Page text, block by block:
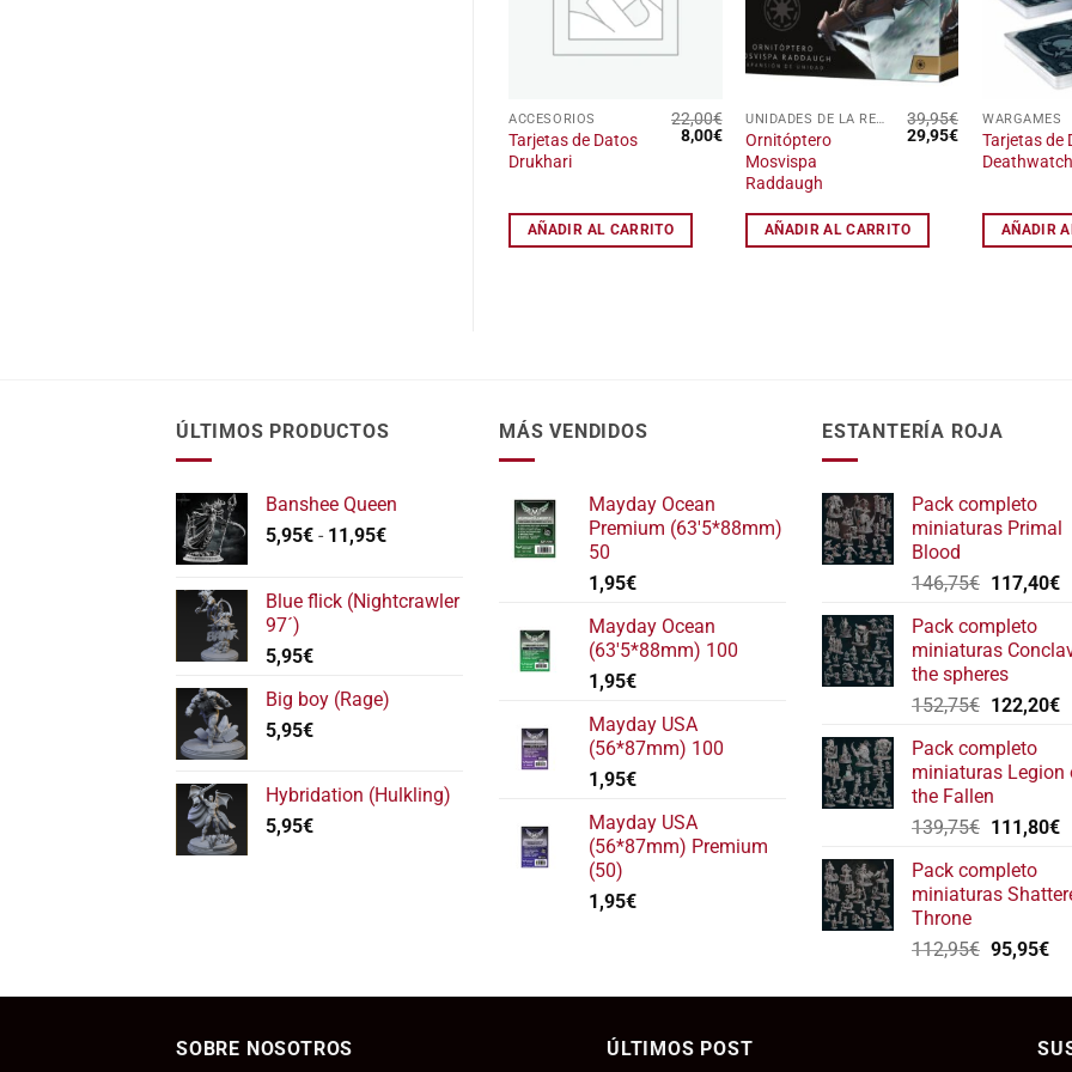
ACCESORIOS
Tarjetas de Datos
Drukhari
22,00€
El
8,00€El
precio
actual
AÑADIR AL CARRITO
deseos
UNIDADES DE LA REPÚBLICA GALÁCTICA
Ornitóptero
Mosvispa
Raddaugh
39,95€
El
29,95€El
precio
actual
AÑADIR AL CARRITO
WARGAMES
Tarjetas de
Deathwatch
AÑADIR
ÚLTIMOS PRODUCTOS
Banshee Queen
5,95€ - 11,95€Rango
desde
Blue flick (Nightcrawler
97´)
5,95€
Big boy (Rage)
5,95€
Hybridation (Hulkling)
5,95€
MÁS VENDIDOS
Mayday Ocean
Premium (63'5*88mm)
50
1,95€
Mayday Ocean
(63'5*88mm) 100
1,95€
Mayday USA
(56*87mm) 100
1,95€
Mayday USA
(56*87mm) Premium
(50)
1,95€
ESTANTERÍA ROJA
Pack completo
miniaturas Primal
Blood
146,75€ El
original
era:
146,75€.
117,40€El
Pack completo
miniaturas
the spheres
152,75€ El
original
era:
152,75€.
122,20€El
Pack completo
miniaturas Legion
the Fallen
139,75€ El
original
era:
111,80€El
Pack completo
miniaturas
Throne
112,95€ El
original
112,95€.
95,95€El
SOBRE NOSOTROS ÚLTIMOS POST